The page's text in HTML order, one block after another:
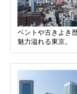
ベントや古きよき
魅力溢れる東京。